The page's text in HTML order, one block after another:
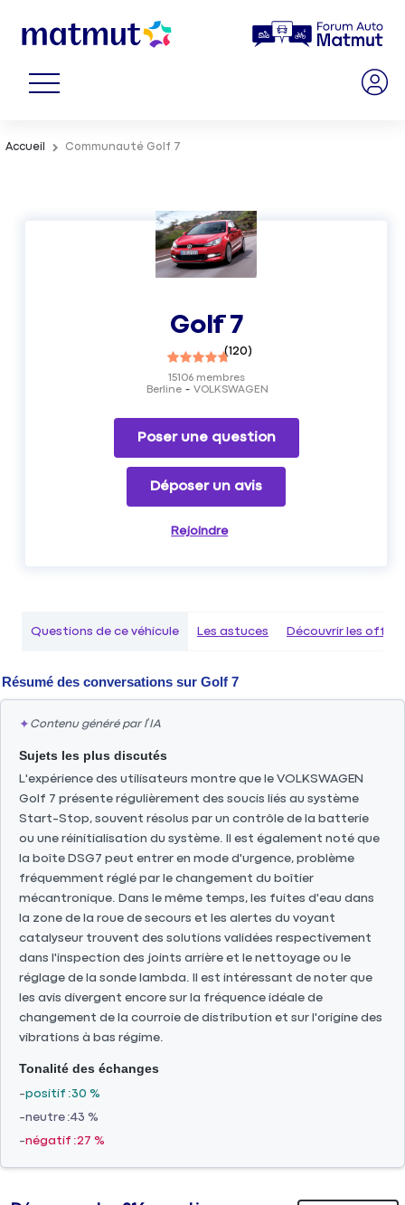
Accueil Communauté Golf 7
Golf 7
(120)
Berline VOLKSWAGEN
15106membres
Poser une question
Déposer un avis
Rejoindre
Questions de ce véhicule Les astuces Découvrir les
Résumé des conversations sur Golf 7
✦ Contenu généré par l’IA
Sujets les plus discutés
L'expérience des utilisateurs montre que le VOLKSWAGEN
Golf 7 présente régulièrement des soucis liés au système
Start-Stop, souvent résolus par un contrôle de la batterie
ou une réinitialisation du système. Il est également noté que
la boîte DSG7 peut entrer en mode d'urgence, problème
fréquemment réglé par le changement du boîtier
mécantronique. Dans le même temps, les fuites d'eau dans
la zone de la roue de secours et les alertes du voyant
catalyseur trouvent des solutions validées respectivement
dans l'inspection des joints arrière et le nettoyage ou le
réglage de la sonde lambda. Il est intéressant de noter que
les avis divergent encore sur la fréquence idéale de
changement de la courroie de distribution et sur l'origine des
vibrations à bas régime.
Tonalité des échanges
positif 30 %
neutre 43 %
négatif 27 %